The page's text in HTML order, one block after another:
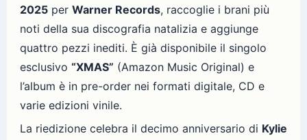
2025 per Warner Records, raccoglie i brani più
noti della sua discografia natalizia e aggiunge
quattro pezzi inediti. È già disponibile il singolo
esclusivo “XMAS” (Amazon Music Original) e
l’album è in pre-order nei formati digitale, CD e
varie edizioni vinile.
La riedizione celebra il decimo anniversario di Kylie